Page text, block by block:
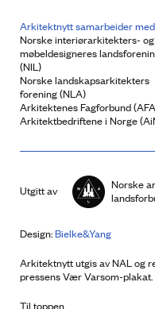
Arkitektnytt samarbeider med
Norske interiørarkitekters- og
møbeldesigneres
(NIL)
Norske landskapsarkitekters
forening (NLA)
Arkitektenes Fagforbund
Arkitektbedriftene i Norge
Utgitt av
Norske
Design:Bielke&Yang
Arkitektnytt utgis av NAL og
pressens Vær Varsom-
Til toppen